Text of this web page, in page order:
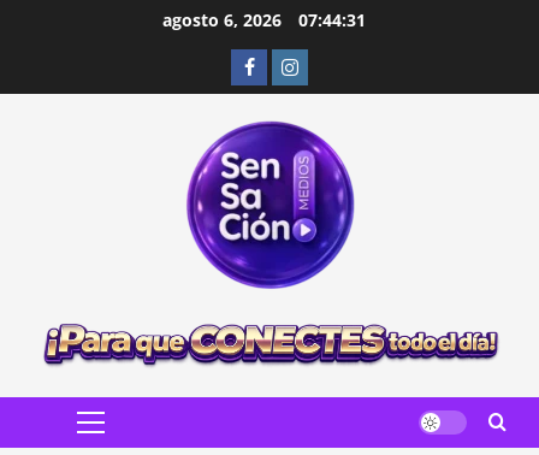
agosto 6, 2026 07:44:33
FacebookInstagram
Menú